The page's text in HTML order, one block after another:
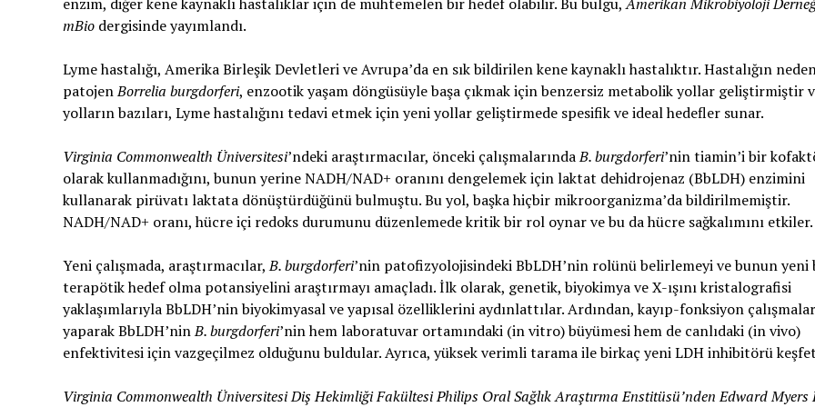
mBiodergisinde yayımlandı.
Lyme hastalığı, Amerika Birleşik Devletleri ve Avrupa’da en sık bildirilen kene kaynaklı hastalıktır. Hastalığın
patojenBorrelia burgdorferi, enzootik yaşam döngüsüyle başa çıkmak için benzersiz metabolik yollar geliştirmiştir
yolların bazıları, Lyme hastalığını tedavi etmek için yeni yollar geliştirmede spesifik ve ideal hedefler sunar.
Virginia Commonwealth Üniversitesi’ndeki araştırmacılar, önceki çalışmalarındaB. burgdorferi’nin tiamin’i bir
olarak kullanmadığını, bunun yerine NADH/NAD+ oranını dengelemek için laktat dehidrojenaz (BbLDH) enzimini
kullanarak pirüvatı laktata dönüştürdüğünü bulmuştu. Bu yol, başka hiçbir mikroorganizma’da bildirilmemiştir.
NADH/NAD+ oranı, hücre içi redoks durumunu düzenlemede kritik bir rol oynar ve bu da hücre sağkalımını etkiler.
Yeni çalışmada, araştırmacılar,B. burgdorferi’nin patofizyolojisindeki BbLDH’nin rolünü belirlemeyi ve bunun yeni
terapötik hedef olma potansiyelini araştırmayı amaçladı. İlk olarak, genetik, biyokimya ve X-ışını kristalografisi
yaklaşımlarıyla BbLDH’nin biyokimyasal ve yapısal özelliklerini aydınlattılar. Ardından, kayıp-fonksiyon
yaparak BbLDH’ninB. burgdorferi’nin hem laboratuvar ortamındaki (in vitro) büyümesi hem de canlıdaki (in vivo)
enfektivitesi için vazgeçilmez olduğunu buldular. Ayrıca, yüksek verimli tarama ile birkaç yeni LDH inhibitörü
Virginia Commonwealth Üniversitesi Diş Hekimliği Fakültesi Philips Oral Sağlık Araştırma Enstitüsü’nden Edward Myers